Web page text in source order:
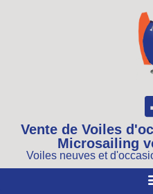
Vente de Voiles
Microsailing
Voiles neuves et